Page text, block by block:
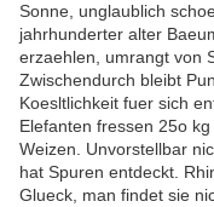
Sonne, unglaublich
jahrhunderter alter
erzaehlen, umrangt von
Zwischendurch bleibt
Koesltlichkeit fuer sich
Elefanten fressen 25o
Weizen. Unvorstellbar
hat Spuren entdeckt.
Glueck, man findet sie